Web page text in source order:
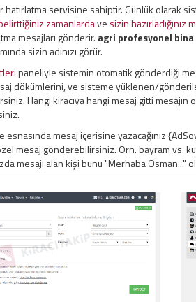
hatırlatma servisine sahiptir. Günlük olarak
zamanlardave sizin hazırladığınız
mesajları gönderir. agri profesyonel
sizin adınızı görür.
paneliyle sistemin otomatik gönderdiği
dökümlerini, ve sisteme yüklenen/
Hangi kiracıya hangi mesaj gitti mesajın
esnasında mesaj içerisine yazacağınız
mesaj gönderebilirsiniz. Örn. bayram vs.
mesajı alan kişi bunu "Merhaba Osman..."